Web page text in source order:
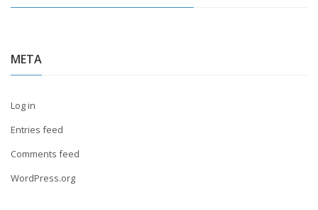
META
Log in
Entries feed
Comments feed
WordPress.org